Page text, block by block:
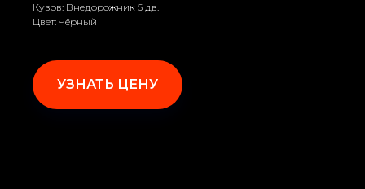
Кузов: Внедорожник 5 дв.
Цвет: Чёрный
УЗНАТЬ ЦЕНУ